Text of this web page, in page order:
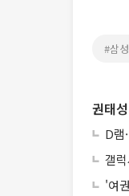
#삼
권태
D램
갤
'여